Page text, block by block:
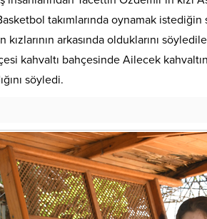
takımlarında oynamak
kızlarının arkasında olduklarını
kahvaltı bahçesinde Ailecek
söyledi.